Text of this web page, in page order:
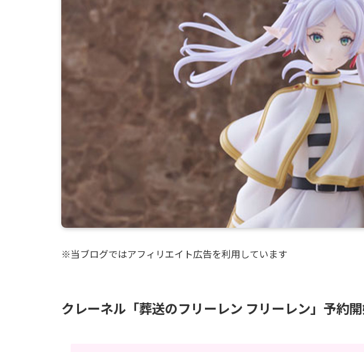
※当ブログではアフィリエイト広告を利用しています
クレーネル「葬送のフリーレン フリーレン」予約開